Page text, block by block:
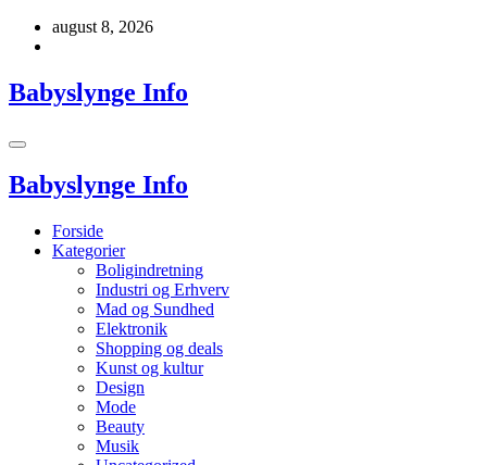
Videreaugust 8, 2026
Babyslynge Info
Babyslynge Info
Forside
Kategorier
Boligindretning
Industri og Erhverv
Mad og Sundhed
Elektronik
Shopping og deals
Kunst og kultur
Design
Mode
Beauty
Musik